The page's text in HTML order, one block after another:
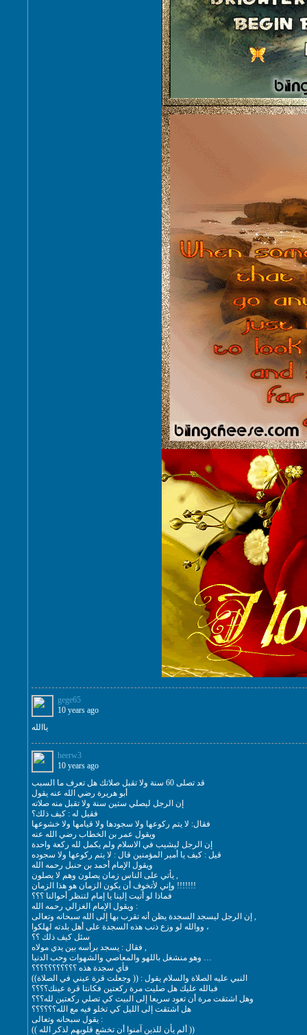
gege65
10 years ago
ياالله
heerw3
10 years ago
قد تصلى 60 سنة ولا تقبل صلاتك هل تعرف ما السبب
أبو هريرة رضي الله عنه يقول
إن الرجل ليصلي ستين سنة ولا تقبل منه صلاته
فقيل له : كيف ذلك؟
فقال: لا يتم ركوعها ولا سجودها ولا قيامها ولا خشوعها
ويقول عمر بن الخطاب رضي الله عنه
إن الرجل ليشيب في الاسلام ولم يكمل لله ركعة واحدة
قيل : كيف يا أمير المؤمنين قال : لا يتم ركوعها ولا سجوده
ويقول الإمام أحمد بن حنبل رحمه الله
يأتي على الناس زمان يصلون وهم لا يصلون ,
وإني لأتخوف أن يكون الزمان هو هذا الزمان !!!!!!!
فماذا لو أتيت إلينا يا إمام لتنظر أحوالنا ؟؟؟
ويقول الإمام الغزالي رحمه الله :
إن الرجل ليسجد السجدة يظن أنه تقرب بها إلى الله سبحانه وتعالى ,
ووالله لو وزع ذنب هذه السجدة على أهل بلدته لهلكوا ،
سئل كيف ذلك ؟؟
فقال : يسجد برأسه بين يدي مولاه ,
وهو منشغل باللهو والمعاصي والشهوات وحب الدنيا …
فأي سجدة هذه ؟؟؟؟؟؟؟؟؟؟؟
النبي عليه الصلاة والسلام يقول : (( وجعلت قرة عيني في الصلاة))
فبالله عليك هل صليت مرة ركعتين فكانتا قرة عينك؟؟؟؟
وهل اشتقت مرة أن تعود سريعا إلى البيت كي تصلي ركعتين لله؟؟؟
هل اشتقت إلى الليل كي تخلو فيه مع الله؟؟؟؟؟؟
يقول سبحانه وتعالى :
(( ألم يأن للذين آمنوا أن تخشع قلوبهم لذكر الله ))